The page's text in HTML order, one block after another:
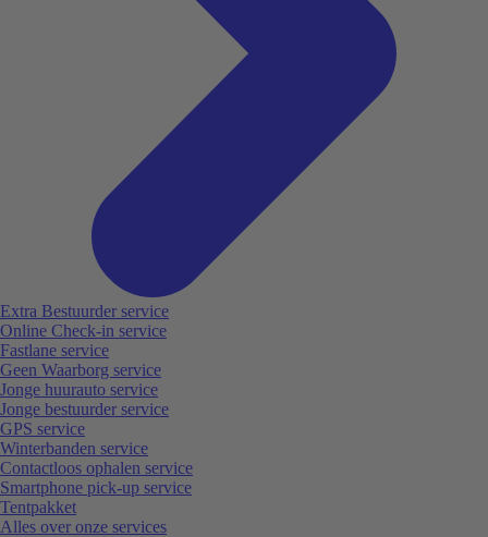
Extra Bestuurder service
Online Check-in service
Fastlane service
Geen Waarborg service
Jonge huurauto service
Jonge bestuurder service
GPS service
Winterbanden service
Contactloos ophalen service
Smartphone pick-up service
Tentpakket
Alles over onze services